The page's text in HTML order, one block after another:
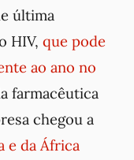
última
HIV, que pode
ao ano no
farmacêutica
chegou a
e da África